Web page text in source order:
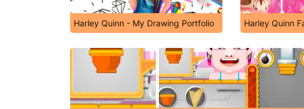
Harley Quinn - My Drawing Portfolio Harley Quinn